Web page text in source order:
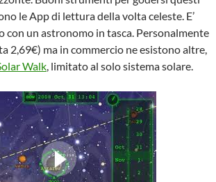
le App di lettura della volta celeste. E’
con un astronomo in tasca. Personalmente
2,69€) ma in commercio ne esistono altre,
Walk, limitato al solo sistema solare.